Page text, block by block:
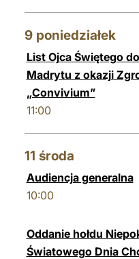
9 poniedziałek
List Ojca Świętego
Madrytu z okazji
„Convivium”
11:00
11 środa
Audiencja generalna
10:00
Oddanie hołdu
Światowego Dnia